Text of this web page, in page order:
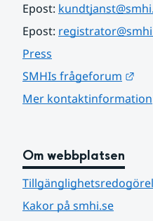
Epost:
Epost:
Press
SMHIs frågeforum
Mer kontaktinformation
Om webbplatsen
Kakor på smhi.se